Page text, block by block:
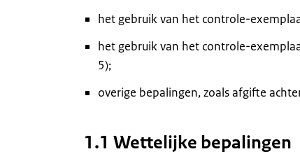
het gebruik van het controle-
het gebruik van het controle-
5);
overige bepalingen, zoals afgifte
1.1 Wettelijke bepalingen